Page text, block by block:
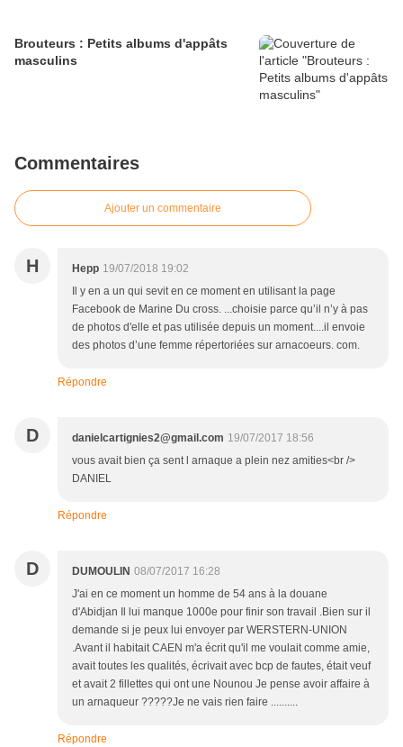
Brouteurs : Petits albums d'appâts
masculins
Commentaires
Ajouter un commentaire
H Hepp 19/07/2018 19:02
Il y en a un qui sevit en ce moment en utilisant la page
Facebook de Marine Du cross. ...choisie parce qu’il n’y à pas
de photos d'elle et pas utilisée depuis un moment....il envoie
des photos d’une femme répertoriées sur arnacoeurs. com.
Répondre
D danielcartignies2@gmail.com 19/07/2017 18:56
vous avait bien ça sent l arnaque a plein nez amities<br />
DANIEL
Répondre
D DUMOULIN 08/07/2017 16:28
J'ai en ce moment un homme de 54 ans à la douane
d'Abidjan Il lui manque 1000e pour finir son travail .Bien sur il
demande si je peux lui envoyer par WERSTERN-UNION
.Avant il habitait CAEN m'a écrit qu'il me voulait comme amie,
avait toutes les qualités, écrivait avec bcp de fautes, était veuf
et avait 2 fillettes qui ont une Nounou Je pense avoir affaire à
un arnaqueur ?????Je ne vais rien faire ..........
Répondre